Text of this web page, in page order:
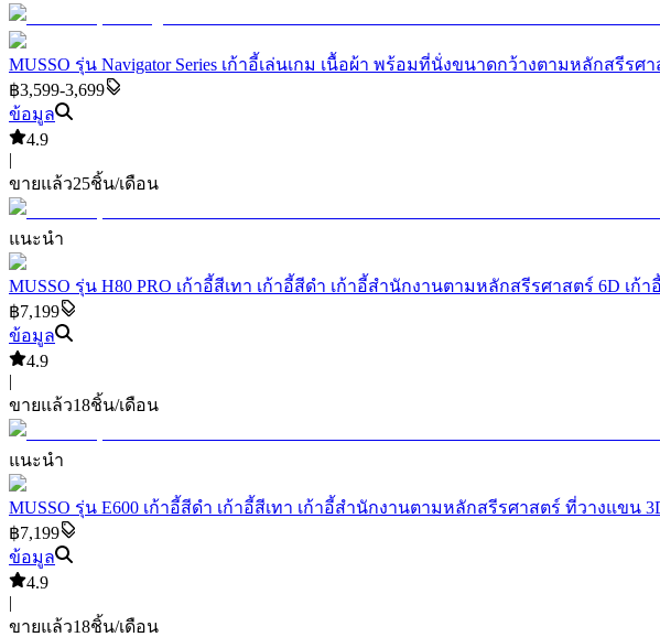
MUSSO รุ่น Navigator Series เก้าอี้เล่นเกม เนื้อผ้า พร้อมที่นั่งขนาดกว้างตามหลักสรีรศ
฿3,599-3,699
ข้อมูล
4.9
|
ขายแล้ว25ชิ้น/เดือน
แนะนำ
MUSSO รุ่น H80 PRO เก้าอี้สีเทา เก้าอี้สีดำ เก้าอี้สำนักงานตามหลักสรีรศาสตร์ 6D เ
฿7,199
ข้อมูล
4.9
|
ขายแล้ว18ชิ้น/เดือน
แนะนำ
MUSSO รุ่น E600 เก้าอี้สีดำ เก้าอี้สีเทา เก้าอี้สำนักงานตามหลักสรีรศาสตร์ ที่วางแ
฿7,199
ข้อมูล
4.9
|
ขายแล้ว18ชิ้น/เดือน